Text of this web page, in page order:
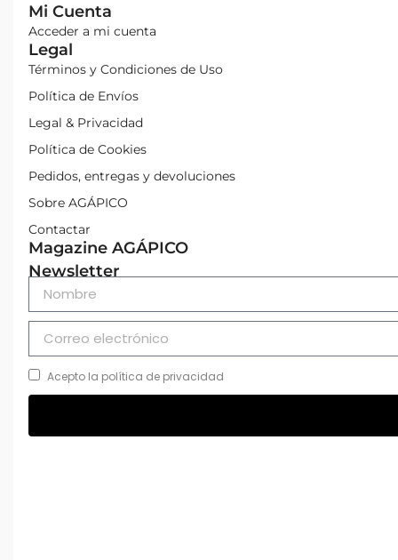
Mi Cuenta
Acceder a mi cuenta
Legal
Términos y Condiciones de Uso
Política de Envíos
Legal & Privacidad
Política de Cookies
Pedidos, entregas y devoluciones
Sobre AGÁPICO
Contactar
Magazine AGÁPICO
Newsletter
Acepto la política de privacidad